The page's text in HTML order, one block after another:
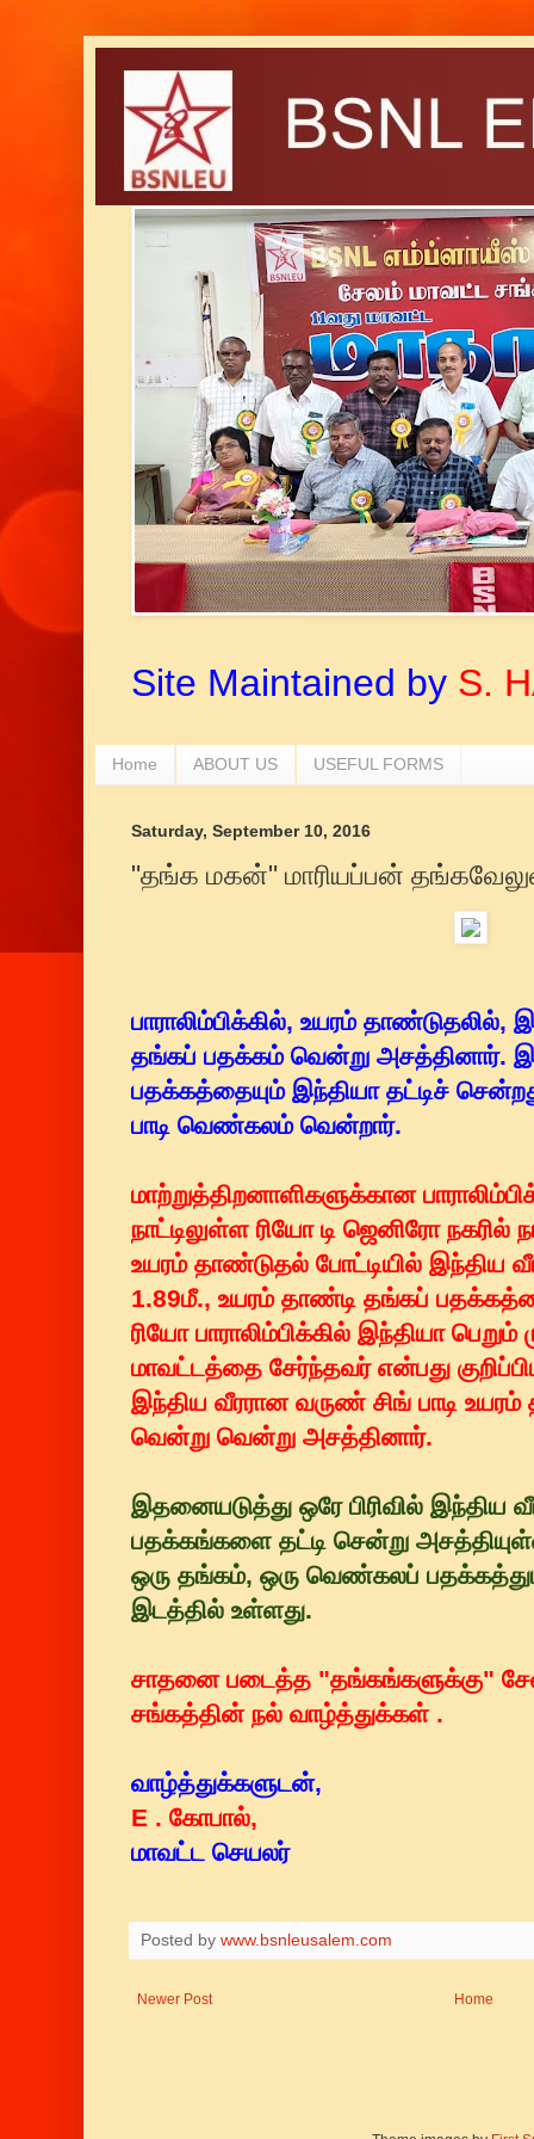
Site Maintained by S.
Home ABOUT US USEFUL FORMS
Saturday, September 10, 2016
"தங்க மகன்" மாரியப்பன்
பாராலிம்பிக்கில், உயரம் தாண்டுதலில்,
தங்கப் பதக்கம் வென்று அசத்தினார்.
பதக்கத்தையும் இந்தியா தட்டிச்
பாடி வெண்கலம் வென்றார்.
மாற்றுத்திறனாளிகளுக்கான
நாட்டிலுள்ள ரியோ டி ஜெனிரோ நகரில்
உயரம் தாண்டுதல் போட்டியில் இந்திய
1.89மீ., உயரம் தாண்டி தங்கப்
ரியோ பாராலிம்பிக்கில் இந்தியா
மாவட்டத்தை சேர்ந்தவர் என்பது
இந்திய வீரரான வருண் சிங் பாடி
வென்று வென்று அசத்தினார்.
இதனையடுத்து ஒரே பிரிவில் இந்திய
பதக்கங்களை தட்டி சென்று
ஒரு தங்கம், ஒரு வெண்கலப்
இடத்தில் உள்ளது.
சாதனை படைத்த "தங்கங்களுக்கு"
சங்கத்தின் நல் வாழ்த்துக்கள் .
வாழ்த்துக்களுடன்,
E . கோபால்,
மாவட்ட செயலர்
Posted by www.bsnleusalem.com
Newer Post Home